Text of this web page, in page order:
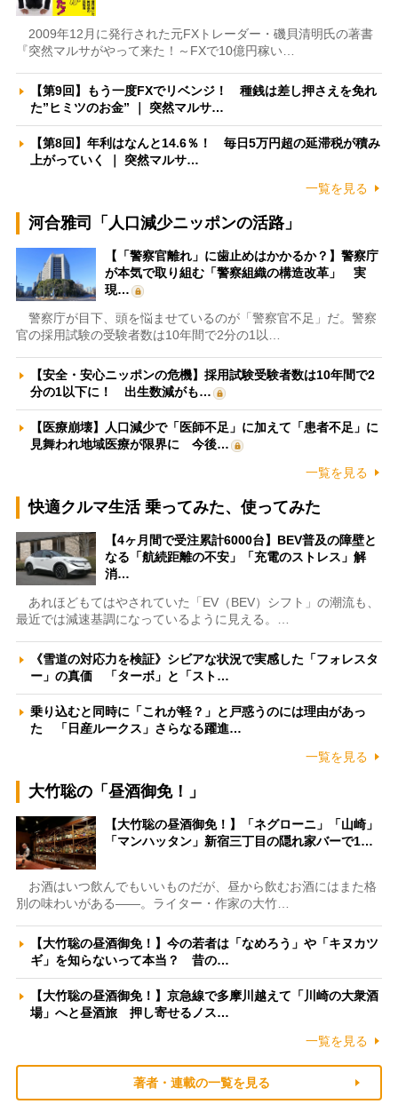
2009年12月に発行された元FXトレーダー・磯貝清明氏の著書
『突然マルサがやって来た！～FXで10億円稼い…
【第9回】もう一度FXでリベンジ！ 種銭は差し押さえを免れ
た”ヒミツのお金” ｜ 突然マルサ…
【第8回】年利はなんと14.6％！ 毎日5万円超の延滞税が積み
上がっていく ｜ 突然マルサ…
一覧を見る
河合雅司「人口減少ニッポンの活路」
【「警察官離れ」に歯止めはかかるか？】警察庁
が本気で取り組む「警察組織の構造改革」 実
現…
警察庁が目下、頭を悩ませているのが「警察官不足」だ。警察
官の採用試験の受験者数は10年間で2分の1以…
【安全・安心ニッポンの危機】採用試験受験者数は10年間で2
分の1以下に！ 出生数減がも…
【医療崩壊】人口減少で「医師不足」に加えて「患者不足」に
見舞われ地域医療が限界に 今後…
一覧を見る
快適クルマ生活 乗ってみた、使ってみた
【4ヶ月間で受注累計6000台】BEV普及の障壁と
なる「航続距離の不安」「充電のストレス」解
消…
あれほどもてはやされていた「EV（BEV）シフト」の潮流も、
最近では減速基調になっているように見える。…
《雪道の対応力を検証》シビアな状況で実感した「フォレスタ
ー」の真価 「ターボ」と「スト…
乗り込むと同時に「これが軽？」と戸惑うのには理由があっ
た 「日産ルークス」さらなる躍進…
一覧を見る
大竹聡の「昼酒御免！」
【大竹聡の昼酒御免！】「ネグローニ」「山崎」
「マンハッタン」新宿三丁目の隠れ家バーで1…
お酒はいつ飲んでもいいものだが、昼から飲むお酒にはまた格
別の味わいがある――。ライター・作家の大竹…
【大竹聡の昼酒御免！】今の若者は「なめろう」や「キヌカツ
ギ」を知らないって本当？ 昔の…
【大竹聡の昼酒御免！】京急線で多摩川越えて「川崎の大衆酒
場」へと昼酒旅 押し寄せるノス…
一覧を見る
著者・連載の一覧を見る